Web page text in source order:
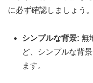
に必ず確認しましょう。
シンプルな背景: 無
ど、シンプルな背
ます。